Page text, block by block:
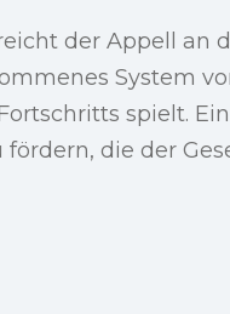
der Appell an
System
spielt.
die der